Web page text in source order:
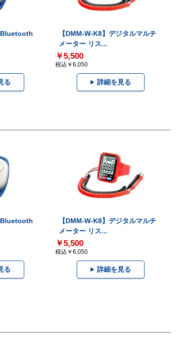
Bluetooth
る
【DMM-W-K8】デジタルマルチ
メーター リス...
￥5,500
税込￥6,050
詳細を見る
Bluetooth
る
【DMM-W-K8】デジタルマルチ
メーター リス...
￥5,500
税込￥6,050
詳細を見る